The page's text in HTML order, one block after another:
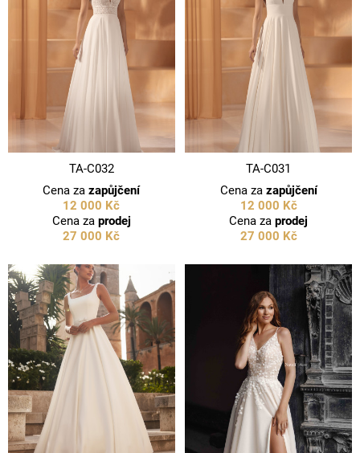
TA-C032
Cena zazapůjčení
12 000 Kč
Cena za prodej
27 000 Kč
TA-C031
Cena za zapůjčení
12 000 Kč
Cena zaprodej
27 000 Kč